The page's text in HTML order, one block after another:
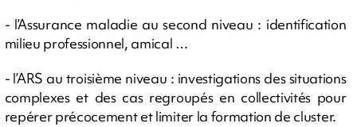
- l’Assurance maladie au second niveau : identification
milieu professionnel, amical …
- l’ARS au troisième niveau : investigations des situations
complexes et des cas regroupés en collectivités pour
repérer précocement et limiter la formation de cluster.